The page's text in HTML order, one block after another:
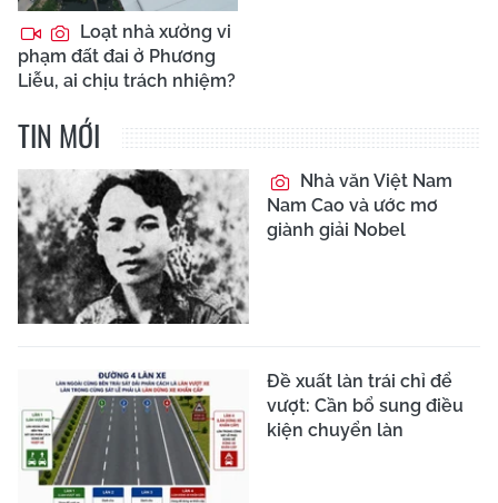
Loạt nhà xưởng vi
phạm đất đai ở Phương
Liễu, ai chịu trách nhiệm?
TIN MỚI
Nhà văn Việt Nam
Nam Cao và ước mơ
giành giải Nobel
Đề xuất làn trái chỉ để
vượt: Cần bổ sung điều
kiện chuyển làn